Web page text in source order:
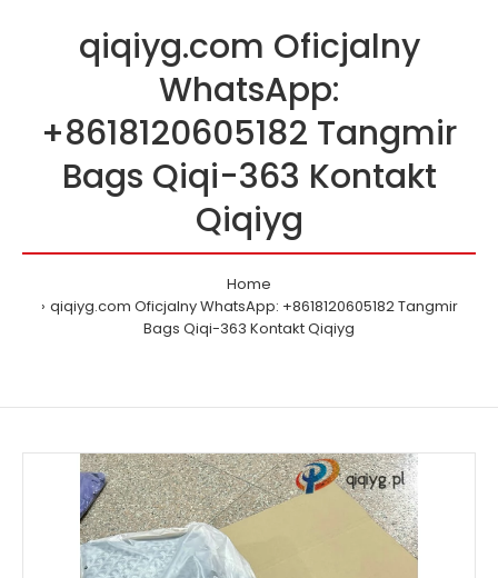
qiqiyg.com Oficjalny
WhatsApp:
+8618120605182 Tangmir
Bags Qiqi-363 Kontakt
Qiqiyg
Home
qiqiyg.com Oficjalny WhatsApp: +8618120605182 Tangmir
Bags Qiqi-363 Kontakt Qiqiyg